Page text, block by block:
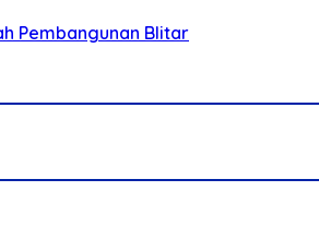
Pembangunan Blitar